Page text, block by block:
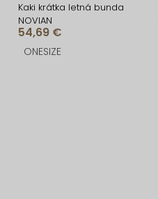
Kaki krátka letná bunda
NOVIAN
54,69 €
ONESIZE